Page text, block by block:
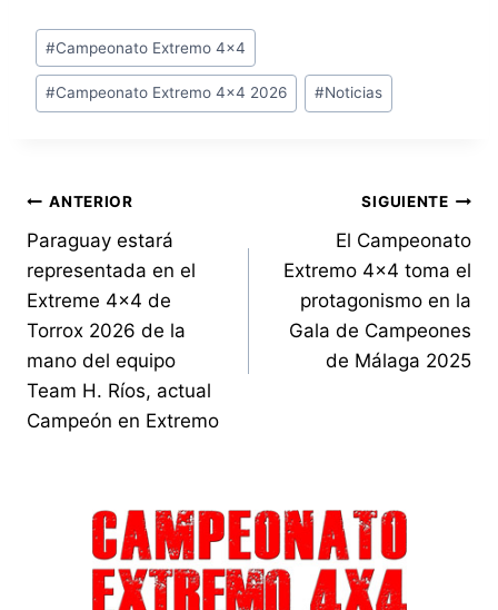
Etiquetas
de
la
#Campeonato Extremo 4x4
#Campeonato Extremo 4x4 2026 #Noticias
Navegación
de
entradas
ANTERIOR
Paraguay estará
representada en el
Extreme 4×4 de
Torrox 2026 de la
mano del equipo
Team H. Ríos, actual
Campeón en Extremo
SIGUIENTE
El Campeonato
Extremo 4×4 toma el
protagonismo en la
Gala de Campeones
de Málaga 2025